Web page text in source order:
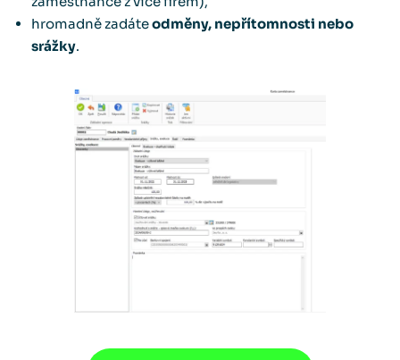
hromadně zadáteodměny, nepřítomnosti nebo
srážky.